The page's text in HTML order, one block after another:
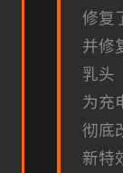
修复
并修
乳头
为充
彻底
新特